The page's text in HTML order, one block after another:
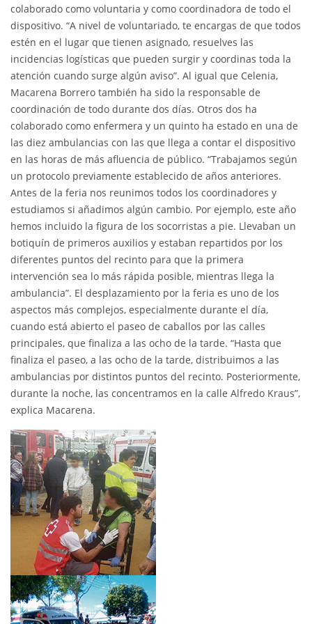
colaborado como voluntaria y como coordinadora de todo el
dispositivo. “A nivel de voluntariado, te encargas de que todos
estén en el lugar que tienen asignado, resuelves las
incidencias logísticas que pueden surgir y coordinas toda la
atención cuando surge algún aviso”. Al igual que Celenia,
Macarena Borrero también ha sido la responsable de
coordinación de todo durante dos días. Otros dos ha
colaborado como enfermera y un quinto ha estado en una de
las diez ambulancias con las que llega a contar el dispositivo
en las horas de más afluencia de público. “Trabajamos según
un protocolo previamente establecido de años anteriores.
Antes de la feria nos reunimos todos los coordinadores y
estudiamos si añadimos algún cambio. Por ejemplo, este año
hemos incluido la figura de los socorristas a pie. Llevaban un
botiquín de primeros auxilios y estaban repartidos por los
diferentes puntos del recinto para que la primera
intervención sea lo más rápida posible, mientras llega la
ambulancia”. El desplazamiento por la feria es uno de los
aspectos más complejos, especialmente durante el día,
cuando está abierto el paseo de caballos por las calles
principales, que finaliza a las ocho de la tarde. “Hasta que
finaliza el paseo, a las ocho de la tarde, distribuimos a las
ambulancias por distintos puntos del recinto. Posteriormente,
durante la noche, las concentramos en la calle Alfredo Kraus”,
explica Macarena.